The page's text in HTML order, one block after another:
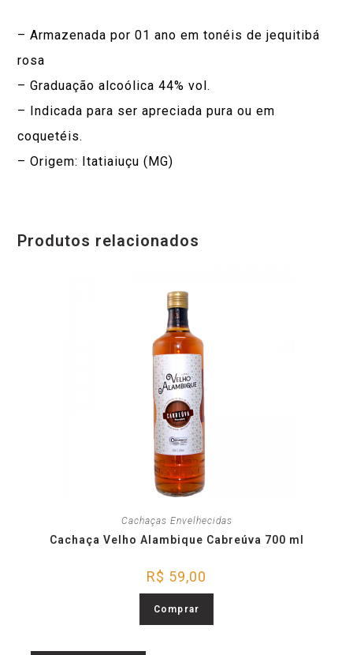
– Armazenada por 01 ano em tonéis de jequitibá
rosa
– Graduação alcoólica 44% vol.
– Indicada para ser apreciada pura ou em
coquetéis.
– Origem: Itatiaiuçu (MG)
Produtos relacionados
Cachaças Envelhecidas
Cachaça Velho Alambique Cabreúva 700 ml
R$ 59,00
Comprar